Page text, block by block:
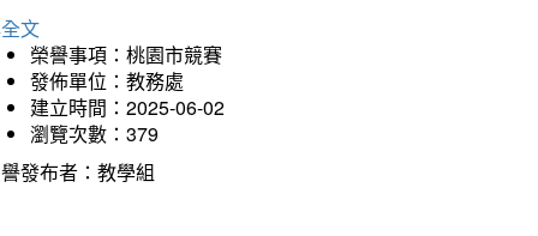
文
榮譽事項：桃園市競賽
發佈單位：教務處
建立時間：2025-06-02
瀏覽次數：379
發布者：教學組